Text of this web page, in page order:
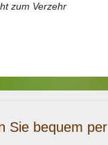
zum Verzehr
Sie bequem per